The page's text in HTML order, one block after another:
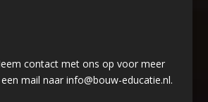
contact met ons op voor meer
mail naar info@bouw-educatie.nl.